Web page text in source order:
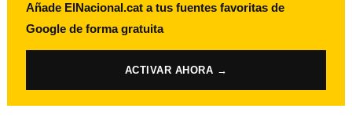
Añade ElNacional.cat a tus fuentes favoritas de
Google de forma gratuita
ACTIVAR AHORA →